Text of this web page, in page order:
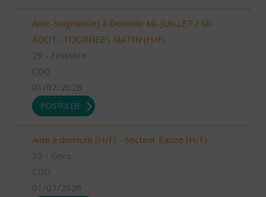
Aide-Soignant(e) à Domicile MI-JUILLET / MI-
AOUT- TOURNEES MATIN (H/F)
29 - Finistère
CDD
01/07/2026
POSTULER
Aide à domicile (H/F) - Secteur Eauze (H/F)
32 - Gers
CDD
01/07/2026